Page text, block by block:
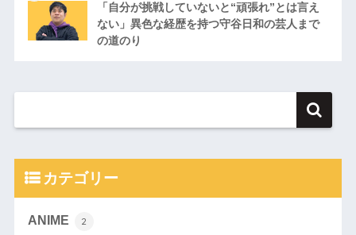
「自分が挑戦していないと“頑張れ”とは言え
ない」異色な経歴を持つ守谷日和の芸人まで
の道のり
カテゴリー
ANIME 2